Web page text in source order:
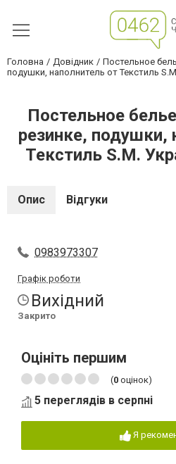
Головна Довідник
Постельное
подушки, наполнитель от Текстиль
Постельное
резинке, подушки,
Текстиль S.M.
Опис Відгуки
0983973307
Графік роботи
Вихідний
Закрито
Оцініть першим
(0 оцінок)
5 переглядів в серпні
Я